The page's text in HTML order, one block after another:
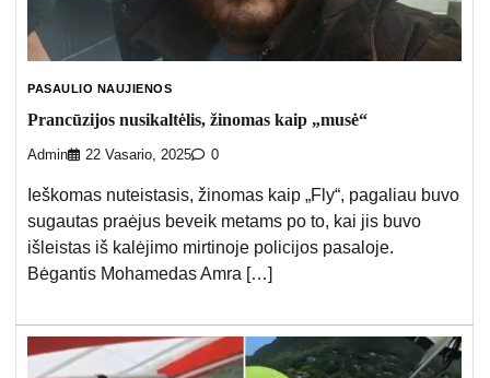
PASAULIO NAUJIENOS
Prancūzijos nusikaltėlis, žinomas kaip „musė“
Admin 22 Vasario, 2025 0
Ieškomas nuteistasis, žinomas kaip „Fly“, pagaliau buvo
sugautas praėjus beveik metams po to, kai jis buvo
išleistas iš kalėjimo mirtinoje policijos pasaloje.
Bėgantis Mohamedas Amra […]